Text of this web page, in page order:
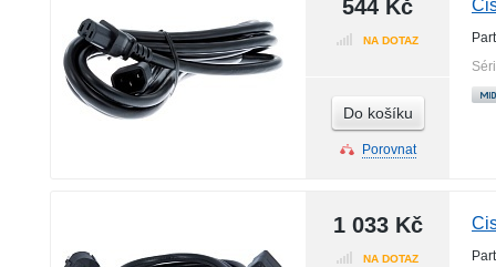
544 Kč
NA DOTAZ
Do košíku
Porovnat
1 033 Kč
NA DOTAZ